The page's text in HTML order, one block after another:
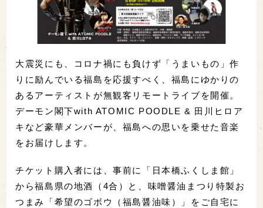
大震災にも、コロナ禍にも負けず「うまいもの」作
りに励んでいる福島を応援すべく、福島にゆかりの
あるアーティストが無観客リモートライブを開催。
デーモン閣下with ATOMIC POODLE & 田川ヒロア
キなど豪華メンバーが、福島への思いを乗せた音楽
をお届けします。
チケット購入者には、事前に「日本橋ふくしま館」
から福島県の地酒（4合）と、味噌醤油まつり特製お
つまみ「希望のゴボウ（福島醤油味）」をご自宅に